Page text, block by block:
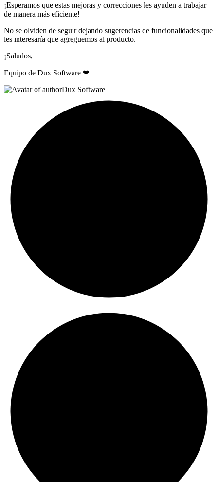
¡Esperamos que estas mejoras y correcciones les ayuden a trabajar
de manera más eficiente!
No se olviden de seguir dejando sugerencias de funcionalidades que
les interesaría que agreguemos al producto.
¡Saludos,
Equipo de Dux Software ❤
Dux Software